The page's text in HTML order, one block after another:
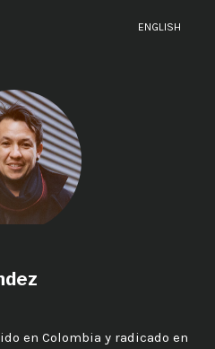
ENGLISH
en Colombia y radicado en